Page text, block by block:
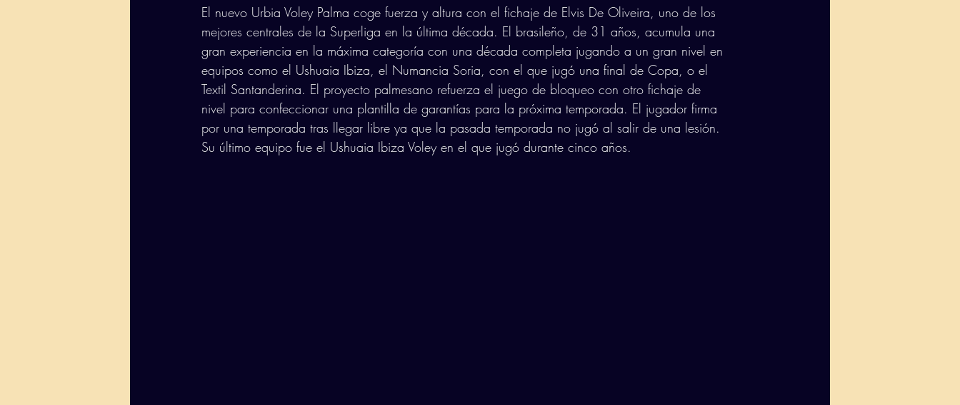
El nuevo Urbia Voley Palma coge fuerza y altura con el fichaje de Elvis De Oliveira, uno de los
mejores centrales de la Superliga en la última década. El brasileño, de 31 años, acumula una
gran experiencia en la máxima categoría con una década completa jugando a un gran nivel en
equipos como el Ushuaia Ibiza, el Numancia Soria, con el que jugó una final de Copa, o el
Textil Santanderina. El proyecto palmesano refuerza el juego de bloqueo con otro fichaje de
nivel para confeccionar una plantilla de garantías para la próxima temporada. El jugador firma
por una temporada tras llegar libre ya que la pasada temporada no jugó al salir de una lesión.
Su último equipo fue el Ushuaia Ibiza Voley en el que jugó durante cinco años.